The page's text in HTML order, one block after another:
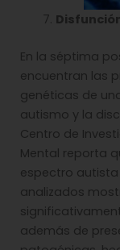
En la séptima
encuentran las
genéticas de
autismo y la
Centro de
Mental reporta
espectro
analizados
además de